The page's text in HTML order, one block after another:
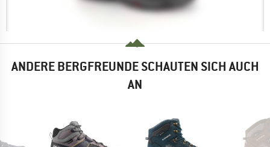
ANDERE BERGFREUNDE SCHAUTEN SICH AUCH
AN